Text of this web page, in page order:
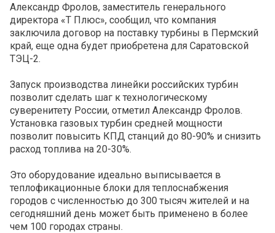
Александр Фролов, заместитель генерального
директора «Т Плюс», сообщил, что компания
заключила договор на поставку турбины в Пермский
край, еще одна будет приобретена для Саратовской
ТЭЦ-2.
Запуск производства линейки российских турбин
позволит сделать шаг к технологическому
суверенитету России, отметил Александр Фролов.
Установка газовых турбин средней мощности
позволит повысить КПД станций до 80-90% и снизить
расход топлива на 20-30%.
Это оборудование идеально выписывается в
теплофикационные блоки для теплоснабжения
городов с численностью до 300 тысяч жителей и на
сегодняшний день может быть применено в более
чем 100 городах страны.